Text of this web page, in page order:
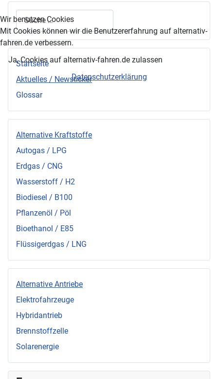
Suchen
Startseite
Aktuelles / Newsticker
Glossar
Alternative Kraftstoffe
Autogas / LPG
Erdgas / CNG
Wasserstoff / H2
Biodiesel / B100
Pflanzenöl / Pöl
Bioethanol / E85
Flüssigerdgas / LNG
Alternative Antriebe
Elektrofahrzeuge
Hybridantrieb
Brennstoffzelle
Solarenergie
Wir benutzen Cookies
Mit Cookies können wir die Benutzererfahrung auf alternativ-
fahren.de verbessern.
Ja, Cookies auf alternativ-fahren.de zulassen
Datenschutzerklärung